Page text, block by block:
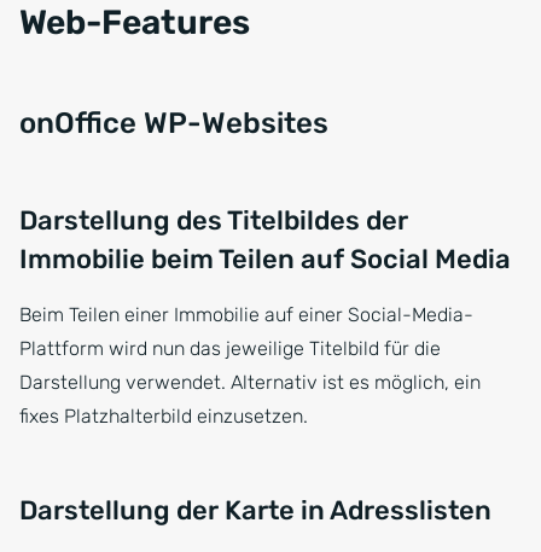
Web-Features
onOffice WP-Websites
Darstellung des Titelbildes der
Immobilie beim Teilen auf Social Media
Beim Teilen einer Immobilie auf einer Social-Media-
Plattform wird nun das jeweilige Titelbild für die
Darstellung verwendet. Alternativ ist es möglich, ein
fixes Platzhalterbild einzusetzen.
Darstellung der Karte in Adresslisten